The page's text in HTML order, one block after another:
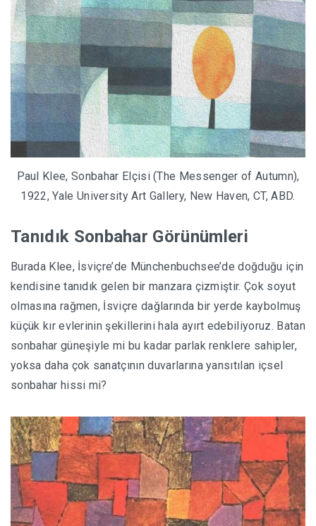
Paul Klee, Sonbahar Elçisi (The Messenger of Autumn),
1922, Yale University Art Gallery, New Haven, CT, ABD.
Tanıdık Sonbahar Görünümleri
Burada Klee, İsviçre’de Münchenbuchsee’de doğduğu için
kendisine tanıdık gelen bir manzara çizmiştir.Çok soyut
olmasına rağmen, İsviçre dağlarında bir yerde kaybolmuş
küçük kır evlerinin şekillerini hala ayırt edebiliyoruz. Batan
sonbahar güneşiyle mi bu kadar parlak renklere sahipler,
yoksa daha çok sanatçının duvarlarına yansıtılan içsel
sonbahar hissi mi?